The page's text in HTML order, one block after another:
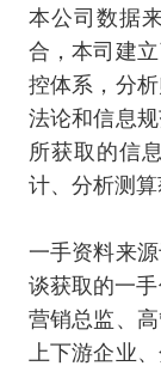
本公司数据
合，本司建
控体系，分
法论和信息
所获取的信
计、分析测算
一手资料来
谈获取的一
营销总监、
上下游企业